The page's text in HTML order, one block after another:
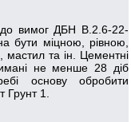
до вимог ДБН В.2.6-22-
бути міцною, рівною,
та ін. Цементні
не менше 28 діб
основу обробити
Грунт 1.